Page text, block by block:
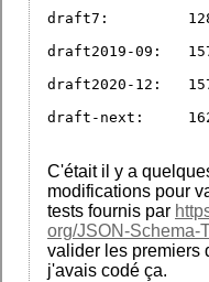
C'était il y a
modifications pour
tests fournis par
org/JSON-Schema-
valider les premiers
j'avais codé ça.